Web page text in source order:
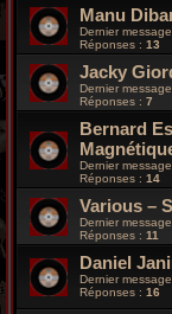
Manu
Dernier
Réponses : 13
Jacky
Dernier
Réponses : 7
Bernard
Dernier
Réponses : 14
Various –
Dernier
Réponses : 11
Daniel
Dernier
Réponses : 16